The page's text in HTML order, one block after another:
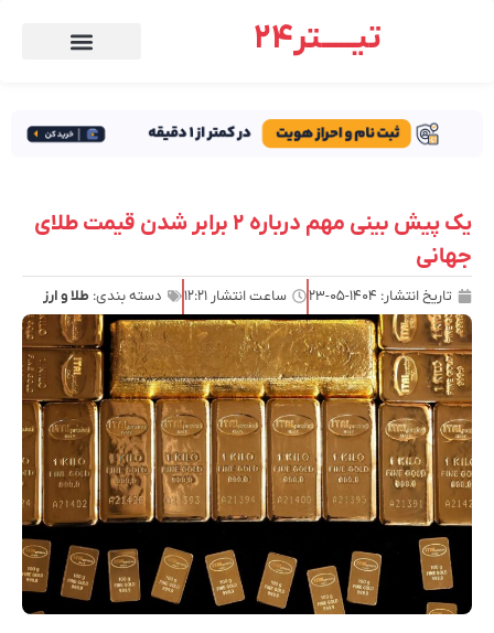
تیـــــتر24
یک پیش بینی مهم درباره ۲ برابر شدن قیمت طلای
جهانی
تاریخ انتشار: ۱۴۰۴-۰۵-۲۳ ساعت انتشار ۱۲:۲۱ دسته بندی: طلا و ارز